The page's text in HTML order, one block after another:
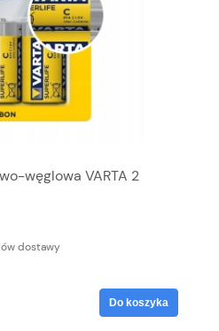
węglowa VARTA 2
dostawy
Do koszyka